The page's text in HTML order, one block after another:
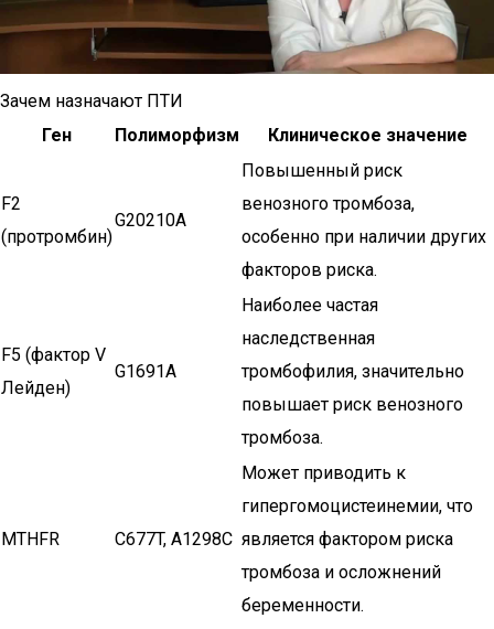
Зачем назначают ПТИ
Ген
Полиморфизм Клиническое значение
F2
(протромбин)
G20210A
Повышенный риск
венозного тромбоза,
особенно при наличии других
факторов риска.
F5 (фактор V
Лейден)
G1691A
Наиболее частая
наследственная
тромбофилия, значительно
повышает риск венозного
тромбоза.
MTHFR C677T, A1298C
Может приводить к
гипергомоцистеинемии, что
является фактором риска
тромбоза и осложнений
беременности.